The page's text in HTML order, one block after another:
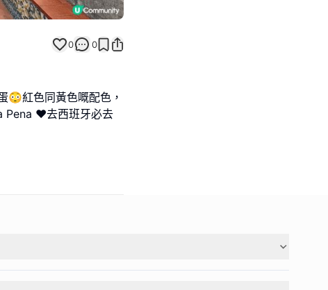
0 0
😳紅色同黃色嘅配色，
Pena ❤️去西班牙必去